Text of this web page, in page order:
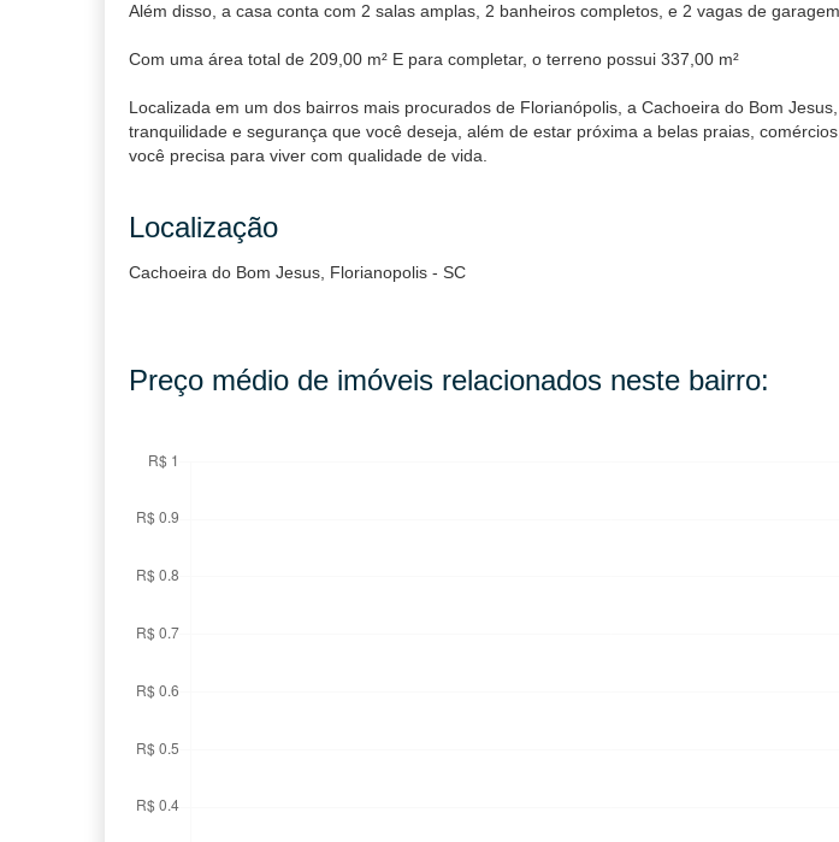
Além disso, a casa conta com 2 salas amplas, 2 banheiros completos, e 2 vagas de garagem.
Com uma área total de 209,00 m² E para completar, o terreno possui 337,00 m²
Localizada em um dos bairros mais procurados de Florianópolis, a Cachoeira do Bom
tranquilidade e segurança que você deseja, além de estar próxima a belas praias,
você precisa para viver com qualidade de vida.
Localização
Cachoeira do Bom Jesus, Florianopolis - SC
Preço médio de imóveis relacionados neste bairro: